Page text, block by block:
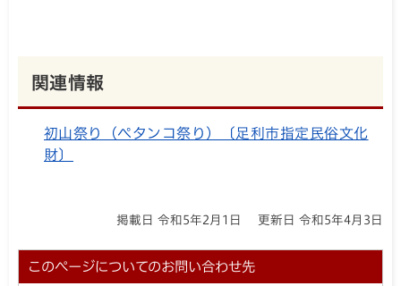
関連情報
初山祭り（ペタンコ祭り）〔足利市指定民俗文化
財〕
掲載日 令和5年2月1日 更新日 令和5年4月3日
このページについてのお問い合わせ先